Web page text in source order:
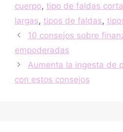
cuerpo, tipo de faldas
largas, tipos de faldas,
10 consejos sobre
empoderadas
Aumenta la ingesta de
con estos consejos